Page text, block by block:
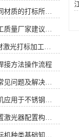
填充方式方法，
.参考参数如
标识形式的不同,
为刻划式和点阵
出现的激光打标
,而新型的激光打
机用激光束在各
上*的标记。激
不同可分为CO2
激光打标机、
激光打标机针对不同材质的打标所对应设备指导
提高激光打标机加工质量厂家建议从何做起
CO2激光打标机木材激光打标加工环保性意识
接方法操作流程
手持式激光焊接机常见问题及解决方法！
手持连续激光焊接机应用于不锈钢厨具行业
光纤激光打标机内置激光器配置构造讲解
市面上常规激光打标机种类基础知识介绍